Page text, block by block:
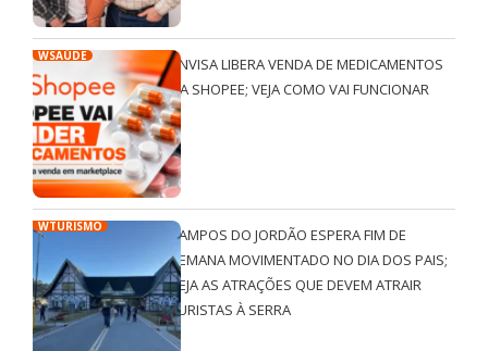
WSAÚDE
ANVISA LIBERA VENDA DE MEDICAMENTOS
NA SHOPEE; VEJA COMO VAI FUNCIONAR
WTURISMO
CAMPOS DO JORDÃO ESPERA FIM DE
SEMANA MOVIMENTADO NO DIA DOS PAIS;
VEJA AS ATRAÇÕES QUE DEVEM ATRAIR
TURISTAS À SERRA